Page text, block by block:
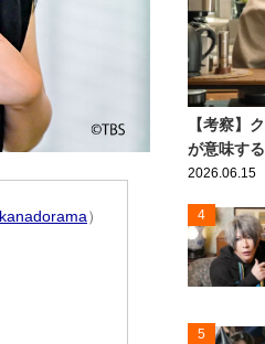
）
【考察】
が意味す
2026.06.15
4
5